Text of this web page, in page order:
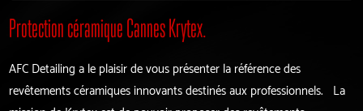
Protection céramique Cannes Krytex.
AFC Detailing a le plaisir de vous présenter la référence des
revêtements céramiques innovants destinés aux professionnels. La